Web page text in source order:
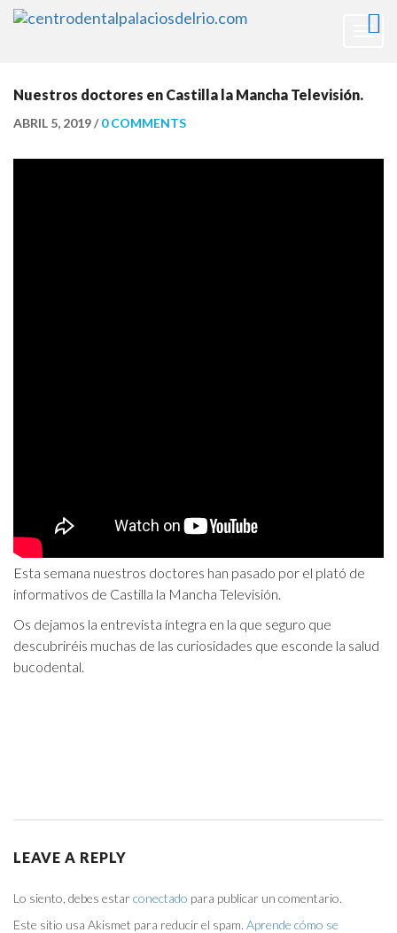
Nuestros doctores en Castilla la Mancha Televisión.
ABRIL 5, 2019 /0 COMMENTS
Esta semana nuestros doctores han pasado por el plató de
informativos de Castilla la Mancha Televisión.
Os dejamos la entrevista íntegra en la que seguro que
descubriréis muchas de las curiosidades que esconde la salud
bucodental.
LEAVE A REPLY
Lo siento, debes estarconectado para publicar un comentario.
Este sitio usa Akismet para reducir el spam. Aprende cómo se